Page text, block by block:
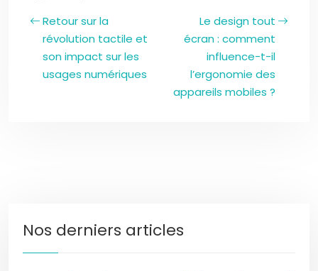
Retour sur la
révolution tactile et
son impact sur les
usages numériques
Le design tout
écran : comment
influence-t-il
l’ergonomie des
appareils mobiles ?
Nos derniers articles